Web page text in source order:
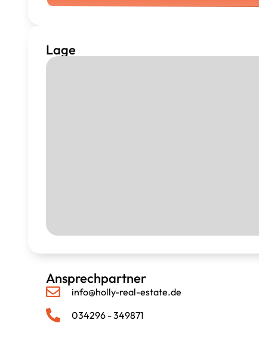
Lage
Ansprechpartner
info@holly-real-estate.de
034296 - 349871